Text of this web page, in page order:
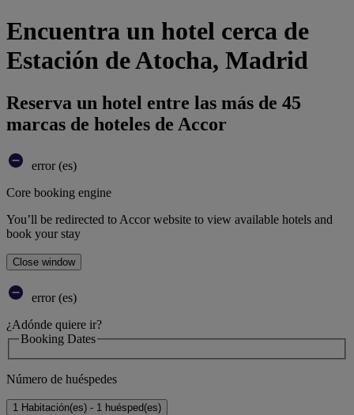
Encuentra un hotel cerca de
Estación de Atocha, Madrid
Reserva un hotel entre las más de 45
marcas de hoteles de Accor
error (es)
Core booking engine
You’ll be redirected to Accor website to view available hotels and
book your stay
Close window
error (es)
¿Adónde quiere ir?
Booking Dates
Número de huéspedes
1 Habitación(es) - 1 huésped(es)